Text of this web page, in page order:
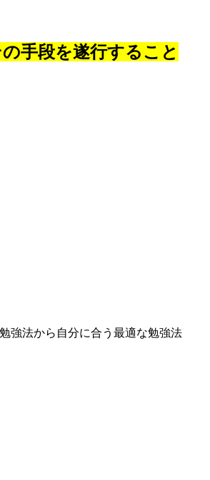
手段を遂行すること
強法から自分に合う最適な勉強法